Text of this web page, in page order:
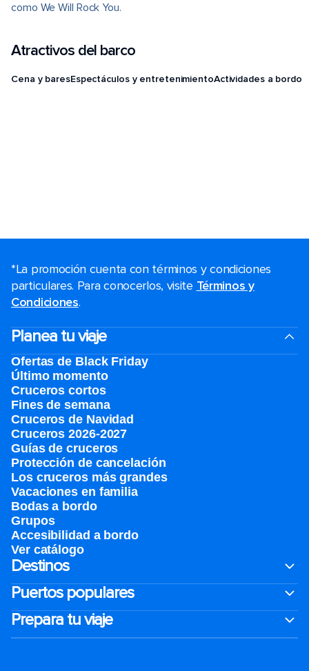
como We Will Rock You.
Atractivos del barco
Cena y baresEspectáculos y entretenimientoActividades a bordo
*La promoción cuenta con términos y condiciones
particulares. Para conocerlos, visite Términos y
Condiciones.
Planea tu viaje
Ofertas de Black Friday
Último momento
Cruceros cortos
Fines de semana
Cruceros de Navidad
Cruceros 2026-2027
Guías de cruceros
Protección de cancelación
Los cruceros más grandes
Vacaciones en familia
Bodas a bordo
Grupos
Accesibilidad a bordo
Ver catálogo
Destinos
Puertos populares
Prepara tu viaje